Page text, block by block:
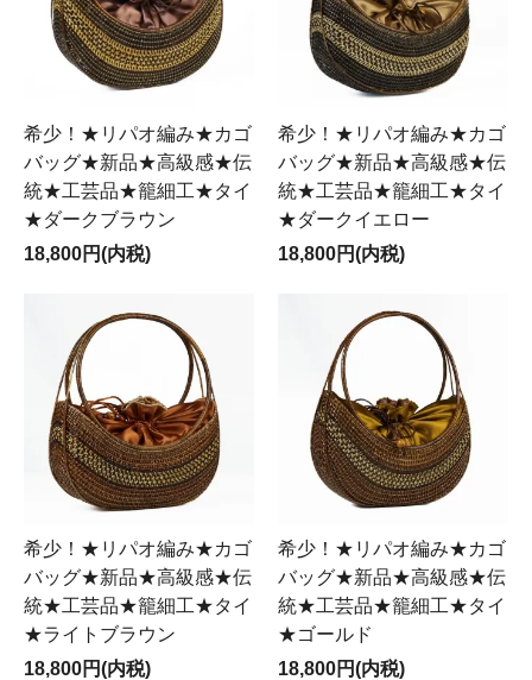
希少！★リパオ編み★カゴ
バッグ★新品★高級感★伝
統★工芸品★籠細工★タイ
★ダークブラウン
18,800円(内税)
希少！★リパオ編み★カゴ
バッグ★新品★高級感★伝
統★工芸品★籠細工★タイ
★ダークイエロー
18,800円(内税)
希少！★リパオ編み★カゴ
バッグ★新品★高級感★伝
統★工芸品★籠細工★タイ
★ライトブラウン
18,800円(内税)
希少！★リパオ編み★カゴ
バッグ★新品★高級感★伝
統★工芸品★籠細工★タイ
★ゴールド
18,800円(内税)